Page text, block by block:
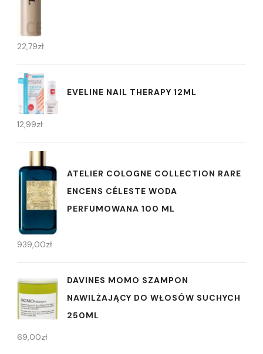
22,79zł
EVELINE NAIL THERAPY 12ML
12,99zł
ATELIER COLOGNE COLLECTION RARE
ENCENS CÉLESTE WODA
PERFUMOWANA 100 ML
939,00zł
DAVINES MOMO SZAMPON
NAWILŻAJĄCY DO WŁOSÓW SUCHYCH
250ML
69,00zł